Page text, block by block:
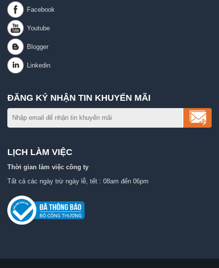
ĐĂNG KÝ NHẬN TIN KHUYẾN MÃI
LỊCH LÀM VIỆC
Thời gian làm việc công ty
Tất cả các ngày trừ ngày lễ, tết : 08am đến 06pm